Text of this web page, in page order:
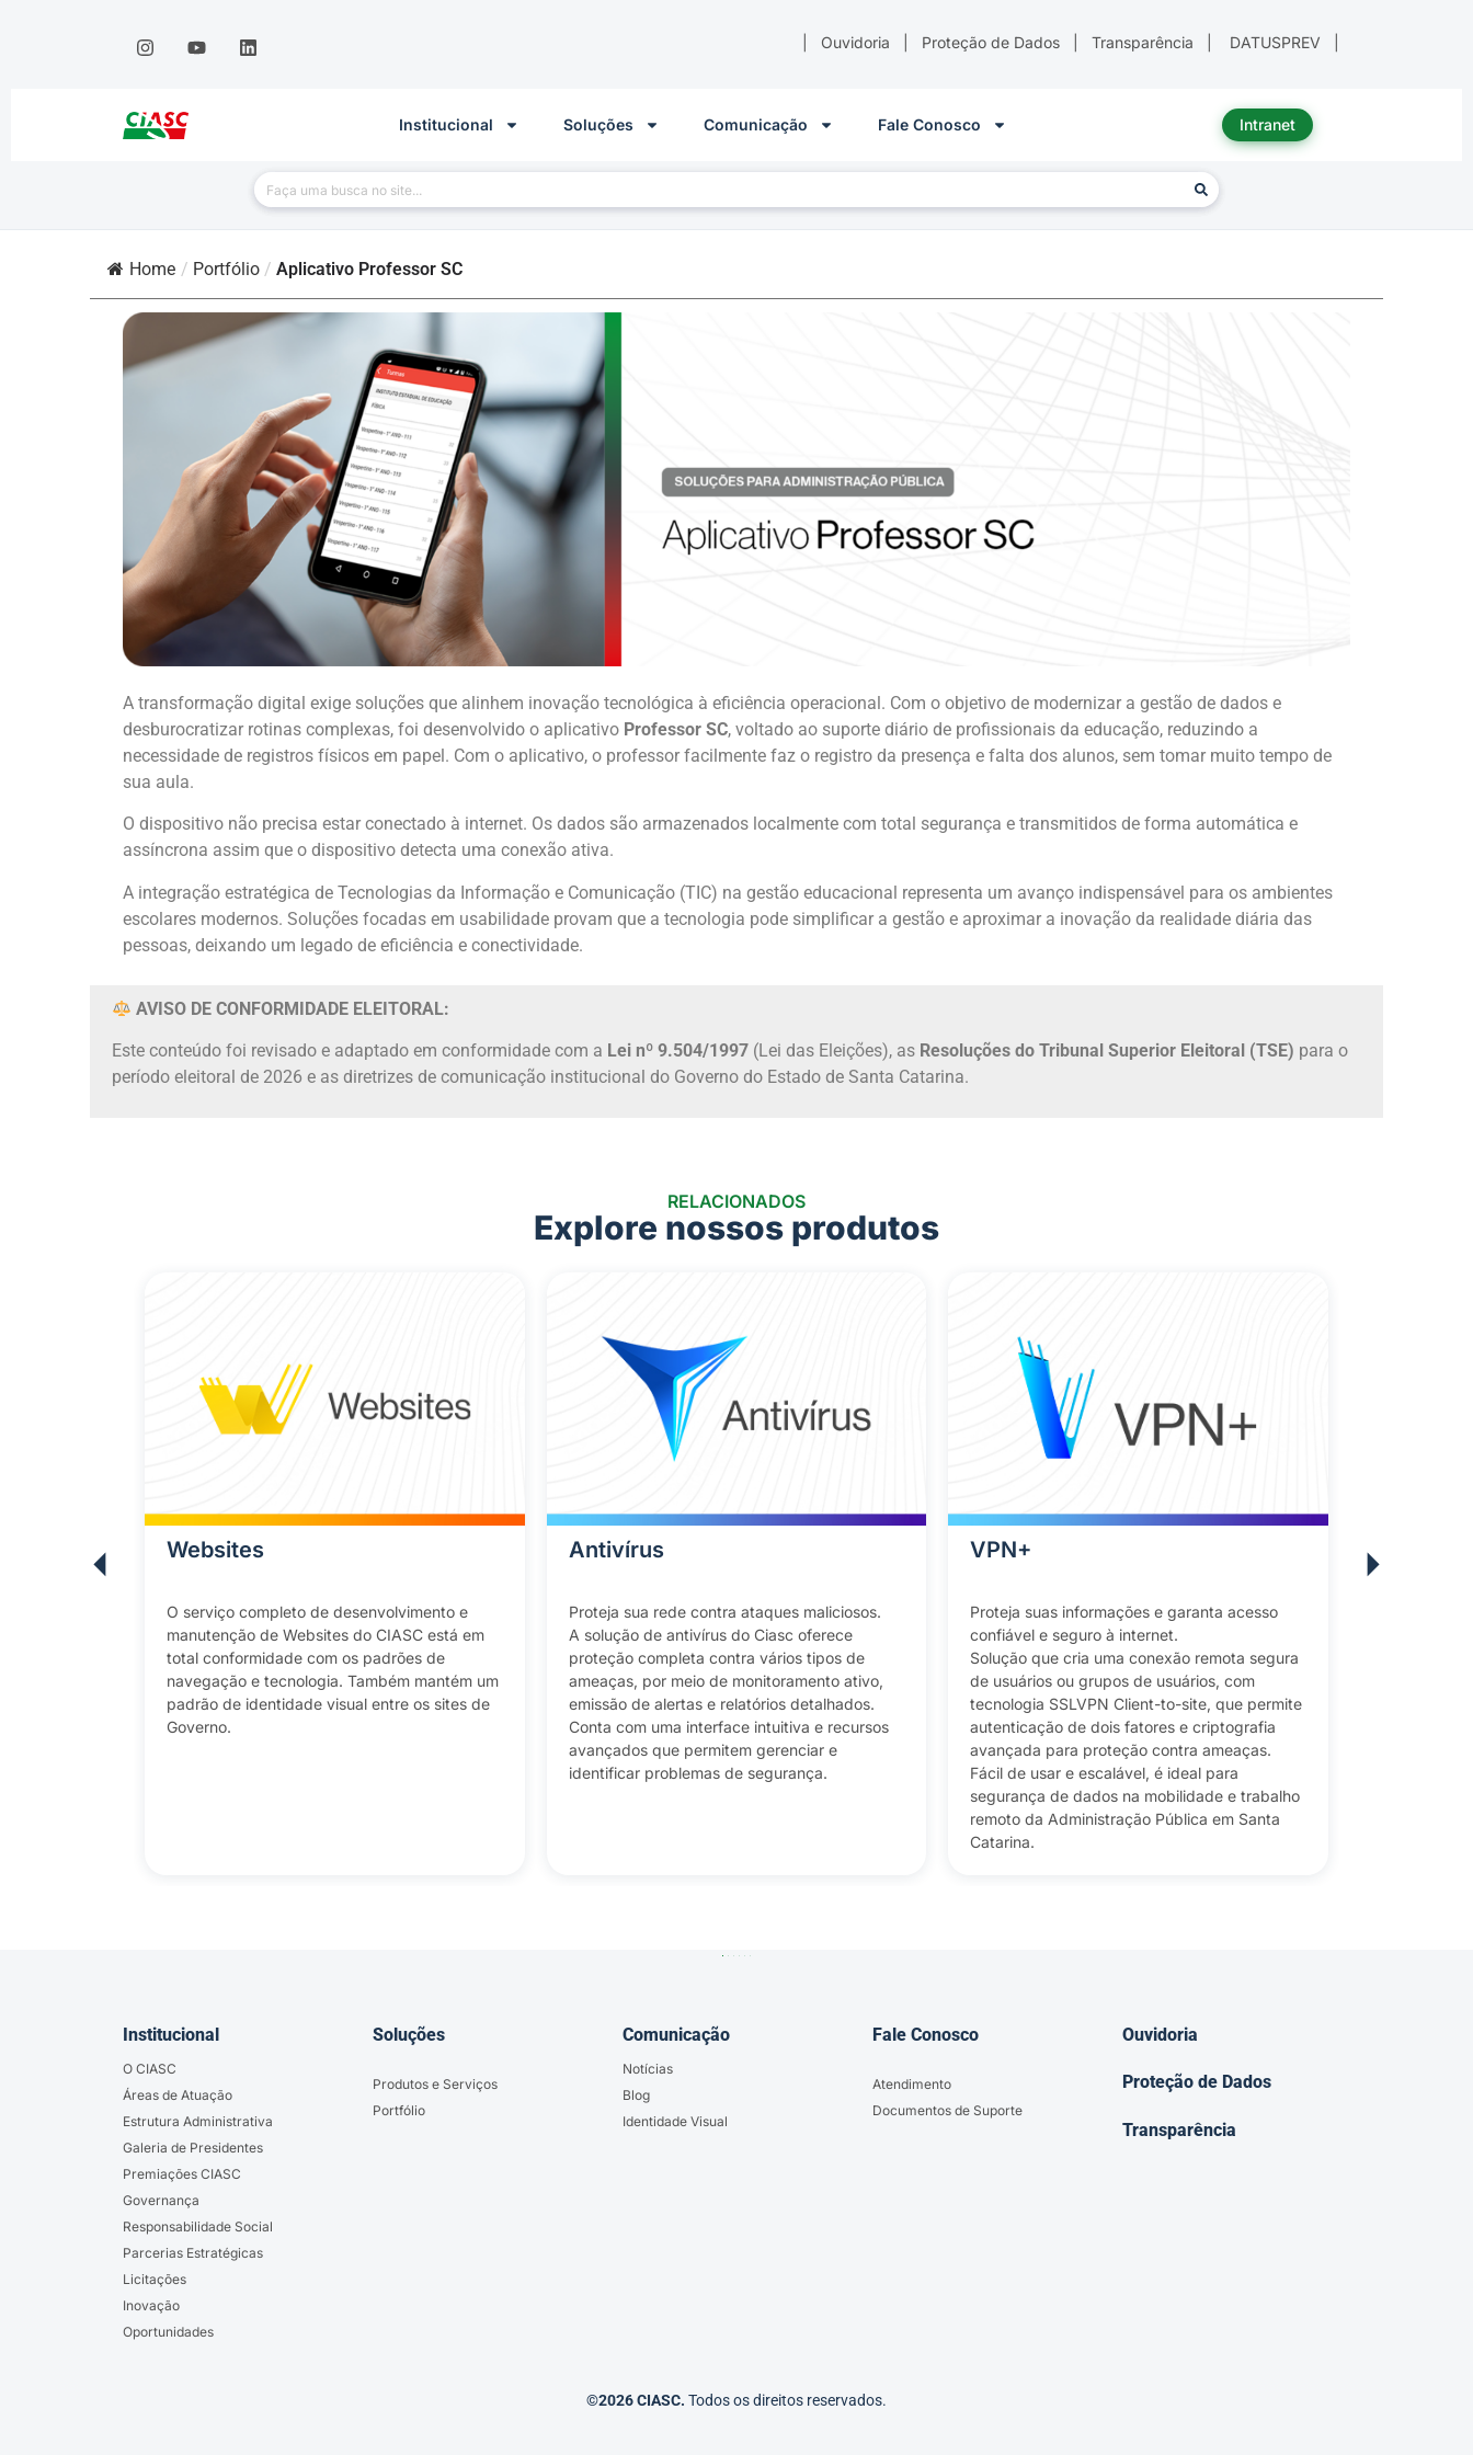
Ouvidoria Proteção de Dados Transparência DATUSPREV
Institucional Soluções Comunicação Fale Conosco Intranet
Home / Portfólio / Aplicativo Professor SC
A transformação digital exige soluções que alinhem inovação tecnológica à eficiência operacional. Com o objetivo de modernizar a gestão de dados e
desburocratizar rotinas complexas, foi desenvolvido o aplicativo Professor SC, voltado ao suporte diário de profissionais da educação, reduzindo a
necessidade de registros físicos em papel. Com o aplicativo, o professor facilmente faz o registro da presença e falta dos alunos, sem tomar muito tempo de
sua aula.
O dispositivo não precisa estar conectado à internet. Os dados são armazenados localmente com total segurança e transmitidos de forma automática e
assíncrona assim que o dispositivo detecta uma conexão ativa.
A integração estratégica de Tecnologias da Informação e Comunicação (TIC) na gestão educacional representa um avanço indispensável para os ambientes
escolares modernos. Soluções focadas em usabilidade provam que a tecnologia pode simplificar a gestão e aproximar a inovação da realidade diária das
pessoas, deixando um legado de eficiência e conectividade.
AVISO DE CONFORMIDADE ELEITORAL:
Este conteúdo foi revisado e adaptado em conformidade com a Lei nº 9.504/1997 (Lei das Eleições), as Resoluções do Tribunal Superior Eleitoral (TSE) para o
período eleitoral de 2026 e as diretrizes de comunicação institucional do Governo do Estado de Santa Catarina.
RELACIONADOS
Explore nossos produtos
Websites
O serviço completo de desenvolvimento e
manutenção de Websites do CIASC está em
total conformidade com os padrões de
navegação e tecnologia. Também mantém um
padrão de identidade visual entre os sites de
Governo.
Antivírus
Proteja sua rede contra ataques maliciosos.
A solução de antivírus do Ciasc oferece
proteção completa contra vários tipos de
ameaças, por meio de monitoramento ativo,
emissão de alertas e relatórios detalhados.
Conta com uma interface intuitiva e recursos
avançados que permitem gerenciar e
identificar problemas de segurança.
VPN+
Proteja suas informações e garanta acesso
confiável e seguro à internet.
Solução que cria uma conexão remota segura
de usuários ou grupos de usuários, com
tecnologia SSLVPN Client-to-site, que permite
autenticação de dois fatores e criptografia
avançada para proteção contra ameaças.
Fácil de usar e escalável, é ideal para
segurança de dados na mobilidade e trabalho
remoto da Administração Pública em Santa
Catarina.
Firewall
Institucional
O CIASC
Áreas de Atuação
Estrutura Administrativa
Galeria de Presidentes
Premiações CIASC
Governança
Responsabilidade Social
Parcerias Estratégicas
Licitações
Inovação
Oportunidades
Soluções
Produtos e Serviços
Portfólio
Comunicação
Notícias
Blog
Identidade Visual
Fale Conosco
Atendimento
Documentos de Suporte
Ouvidoria
Proteção de Dados
Transparência
©2026 CIASC. Todos os direitos reservados.